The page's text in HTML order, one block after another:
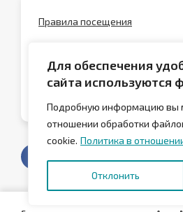
Для обеспечения
сайта используются
Подробную информацию вы
отношении обработки
cookie. Политика в
Отклонить
Правила посещения
Положение о сертификатах